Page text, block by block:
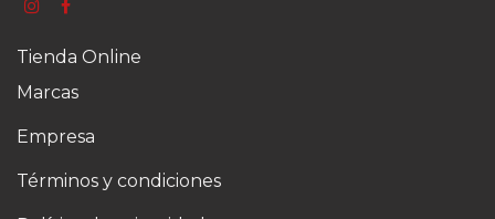
Tienda Online
Marcas
Empresa
Términos y condiciones